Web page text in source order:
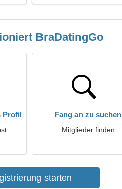
BraDatingGo
Profil Fang an zu suchen
Mitglieder finden
starten